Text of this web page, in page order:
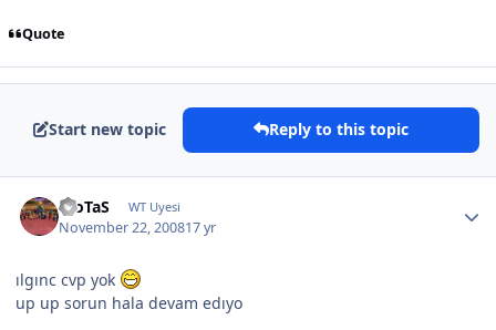
Quote
Start new topic Reply to this topic
EroTaS WT Uyesi
November 22, 200817 yr
ılgınc cvp yok
up up sorun hala devam edıyo